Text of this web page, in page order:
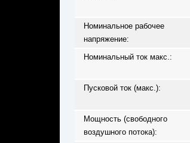
Номинальное рабочее
напряжение:
Номинальный ток макс.:
Пусковой ток (макс.):
Мощность (свободного
воздушного потока):